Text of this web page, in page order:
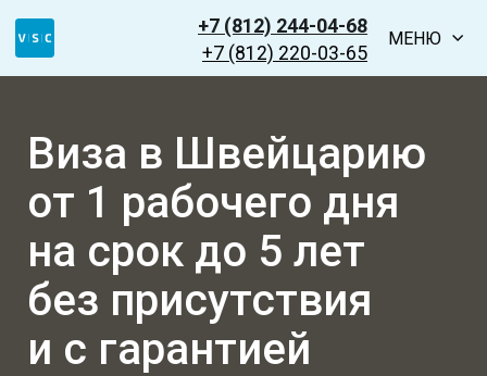
+7 (812) 244-04-68
+7 (812) 220-03-65
МЕНЮ
Виза в Швейцарию
от 1 рабочего дня
на срок до 5 лет
без присутствия
и с гарантией